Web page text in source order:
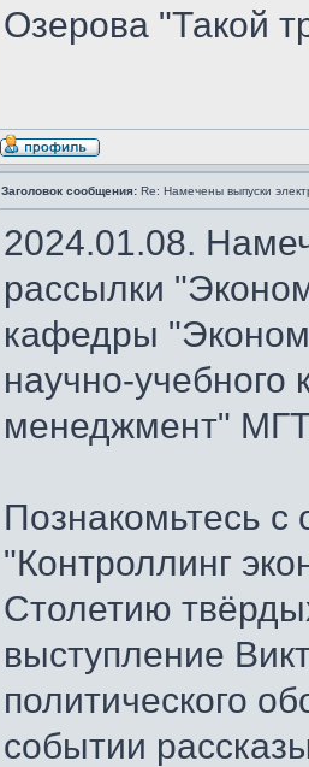
Озерова "Такой
Заголовок сообщения: Re: Намечены выпуски
2024.01.08.
рассылки
кафедры
научно-
менеджмент"
Познакомьтесь
"Контроллинг
Столетию
выступление
политического
событии